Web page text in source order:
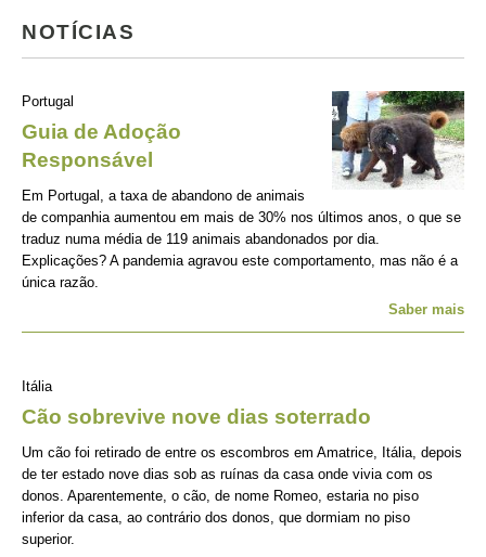
NOTÍCIAS
Portugal
Guia de Adoção
Responsável
Em Portugal, a taxa de abandono de animais
de companhia aumentou em mais de 30% nos últimos anos, o que se
traduz numa média de 119 animais abandonados por dia.
Explicações? A pandemia agravou este comportamento, mas não é a
única razão.
Saber mais
Itália
Cão sobrevive nove dias soterrado
Um cão foi retirado de entre os escombros em Amatrice, Itália, depois
de ter estado nove dias sob as ruínas da casa onde vivia com os
donos. Aparentemente, o cão, de nome Romeo, estaria no piso
inferior da casa, ao contrário dos donos, que dormiam no piso
superior.